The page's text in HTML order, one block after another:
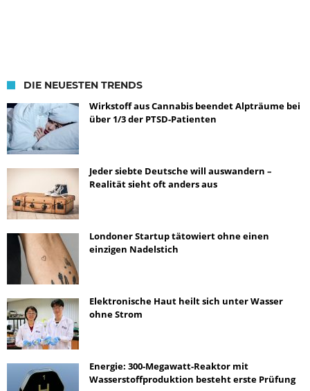
DIE NEUESTEN TRENDS
Wirkstoff aus Cannabis beendet Alpträume bei
über 1/3 der PTSD-Patienten
Jeder siebte Deutsche will auswandern –
Realität sieht oft anders aus
Londoner Startup tätowiert ohne einen
einzigen Nadelstich
Elektronische Haut heilt sich unter Wasser
ohne Strom
Energie: 300-Megawatt-Reaktor mit
Wasserstoffproduktion besteht erste Prüfung